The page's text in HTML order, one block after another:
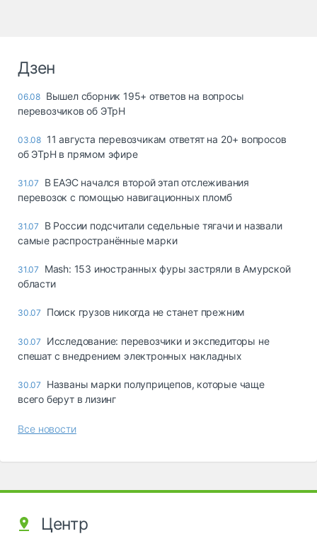
Дзен
06.08 Вышел сборник 195+ ответов на вопросы
перевозчиков об ЭТрН
03.08 11 августа перевозчикам ответят на 20+ вопросов
об ЭТрН в прямом эфире
31.07
В ЕАЭС начался второй этап отслеживания
перевозок с помощью навигационных пломб
31.07
В России подсчитали седельные тягачи и назвали
самые распространённые марки
31.07
Mash: 153 иностранных фуры застряли в Амурской
области
30.07 Поиск грузов никогда не станет прежним
30.07
Исследование: перевозчики и экспедиторы не
спешат с внедрением электронных накладных
30.07
Названы марки полуприцепов, которые чаще
всего берут в лизинг
Все новости
Центр